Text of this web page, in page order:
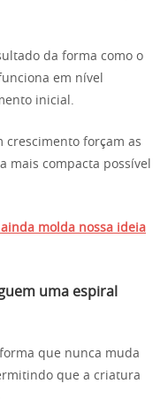
da forma como o
em nível
inicial.
crescimento forçam as
mais compacta possível
molda nossa ideia
uma espiral
que nunca muda
que a criatura